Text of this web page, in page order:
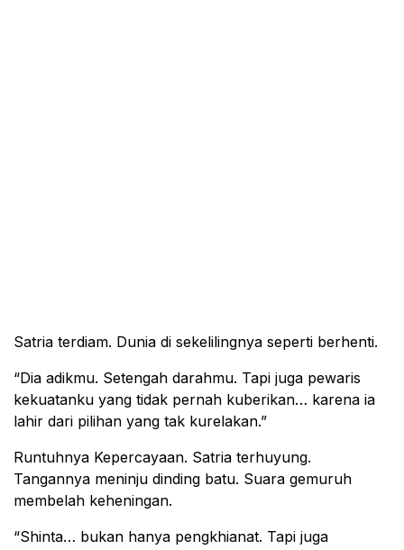
Satria terdiam. Dunia di sekelilingnya seperti berhenti.
“Dia adikmu. Setengah darahmu. Tapi juga pewaris
kekuatanku yang tidak pernah kuberikan… karena ia
lahir dari pilihan yang tak kurelakan.”
Runtuhnya Kepercayaan. Satria terhuyung.
Tangannya meninju dinding batu. Suara gemuruh
membelah keheningan.
“Shinta… bukan hanya pengkhianat. Tapi juga